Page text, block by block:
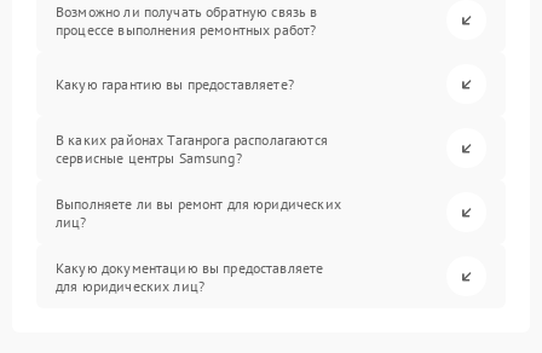
Возможно ли получать обратную связь в
процессе выполнения ремонтных работ?
Какую гарантию вы предоставляете?
В каких районах Таганрога располагаются
сервисные центры Samsung?
Выполняете ли вы ремонт для юридических
лиц?
Какую документацию вы предоставляете
для юридических лиц?